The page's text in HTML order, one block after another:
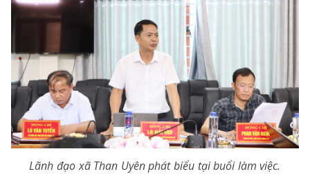
Lãnh đạo xã Than Uyên phát biểu tại buổi làm việc.